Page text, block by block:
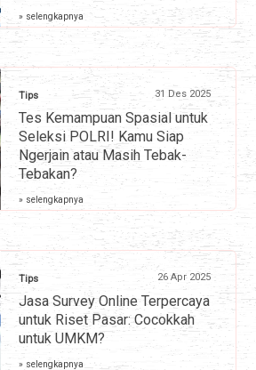
» selengkapnya
Tips 31 Des 2025
Tes Kemampuan Spasial untuk
Seleksi POLRI! Kamu Siap
Ngerjain atau Masih Tebak-
Tebakan?
» selengkapnya
Tips 26 Apr 2025
Jasa Survey Online Terpercaya
untuk Riset Pasar: Cocokkah
untuk UMKM?
» selengkapnya